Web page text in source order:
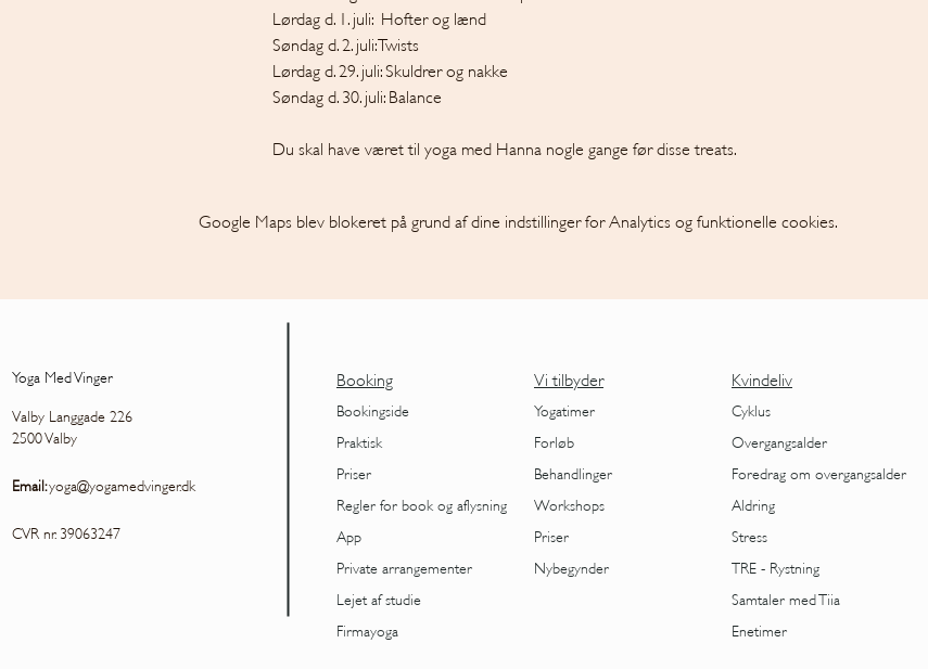
Lørdag d. 1. juli: Hofter og lænd
Søndag d. 2. juli: Twists
Lørdag d. 29. juli: Skuldrer og nakke
Søndag d. 30. juli: Balance
Du skal have været til yoga med Hanna nogle gange før disse treats.
Google Maps blev blokeret på grund af dine indstillinger for Analytics og funktionelle cookies.
Yoga Med Vinger
Valby Langgade 226
2500 Valby
Email:yoga@yogamedvinger.dk
CVR nr. 39063247
Booking
Bookingside
Praktisk
Priser
Regler for book og aflysning
App
Private arrangementer
Lejet af studie
Firmayoga
Vi tilbyder
Yogatimer
Forløb
Behandlinger
Workshops
Priser
Nybegynder
Kvindeliv
Cyklus
Overgangsalder
Foredrag om overgangsalder
Aldring
Stress
TRE - Rystning
Samtaler med Tiia
Enetimer